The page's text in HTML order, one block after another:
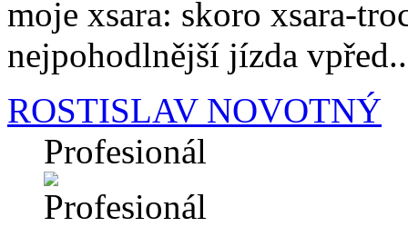
moje xsara: skoro xsara-
nejpohodlnější jízda
ROSTISLAV NOVOTNÝ
Profesionál